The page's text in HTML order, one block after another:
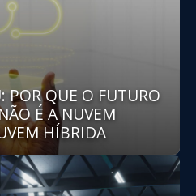
POR QUE O FUTURO
É A NUVEM
HÍBRIDA